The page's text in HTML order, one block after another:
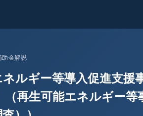
金解説
ルギー等導入促進支援
再生可能エネルギー等